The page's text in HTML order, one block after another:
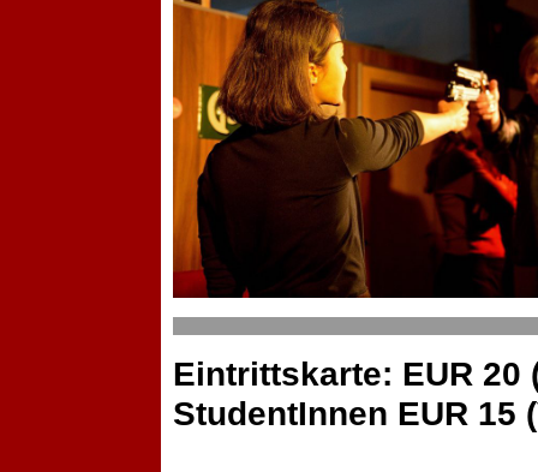
Eintrittskarte: EUR 20
StudentInnen EUR 15